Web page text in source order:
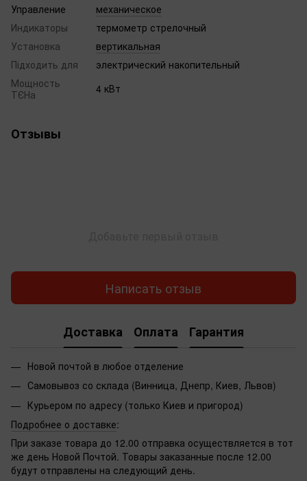
Управление
механическое
Индикаторы
термометр стрелочный
Установка
вертикальная
Підходить для
электрический накопительный
Мощность
ТЄНа
4 кВт
Отзывы
Написать отзыв
Доставка Оплата Гарантия
Новой почтой в любое отделение
Самовывоз со склада (Винница, Днепр, Киев, Львов)
Курьером по адресу (только Киев и пригород)
Подробнее о доставке:
При заказе товара до 12.00 отправка осуществляется в тот
же день Новой Почтой. Товары заказанные после 12.00
будут отправлены на следующий день.